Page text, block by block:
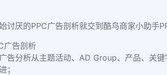
讨厌的PPC广告剖析就交到酷鸟商家小助手
广告剖析
告分析从主题活动、AD Group、产品、关
；